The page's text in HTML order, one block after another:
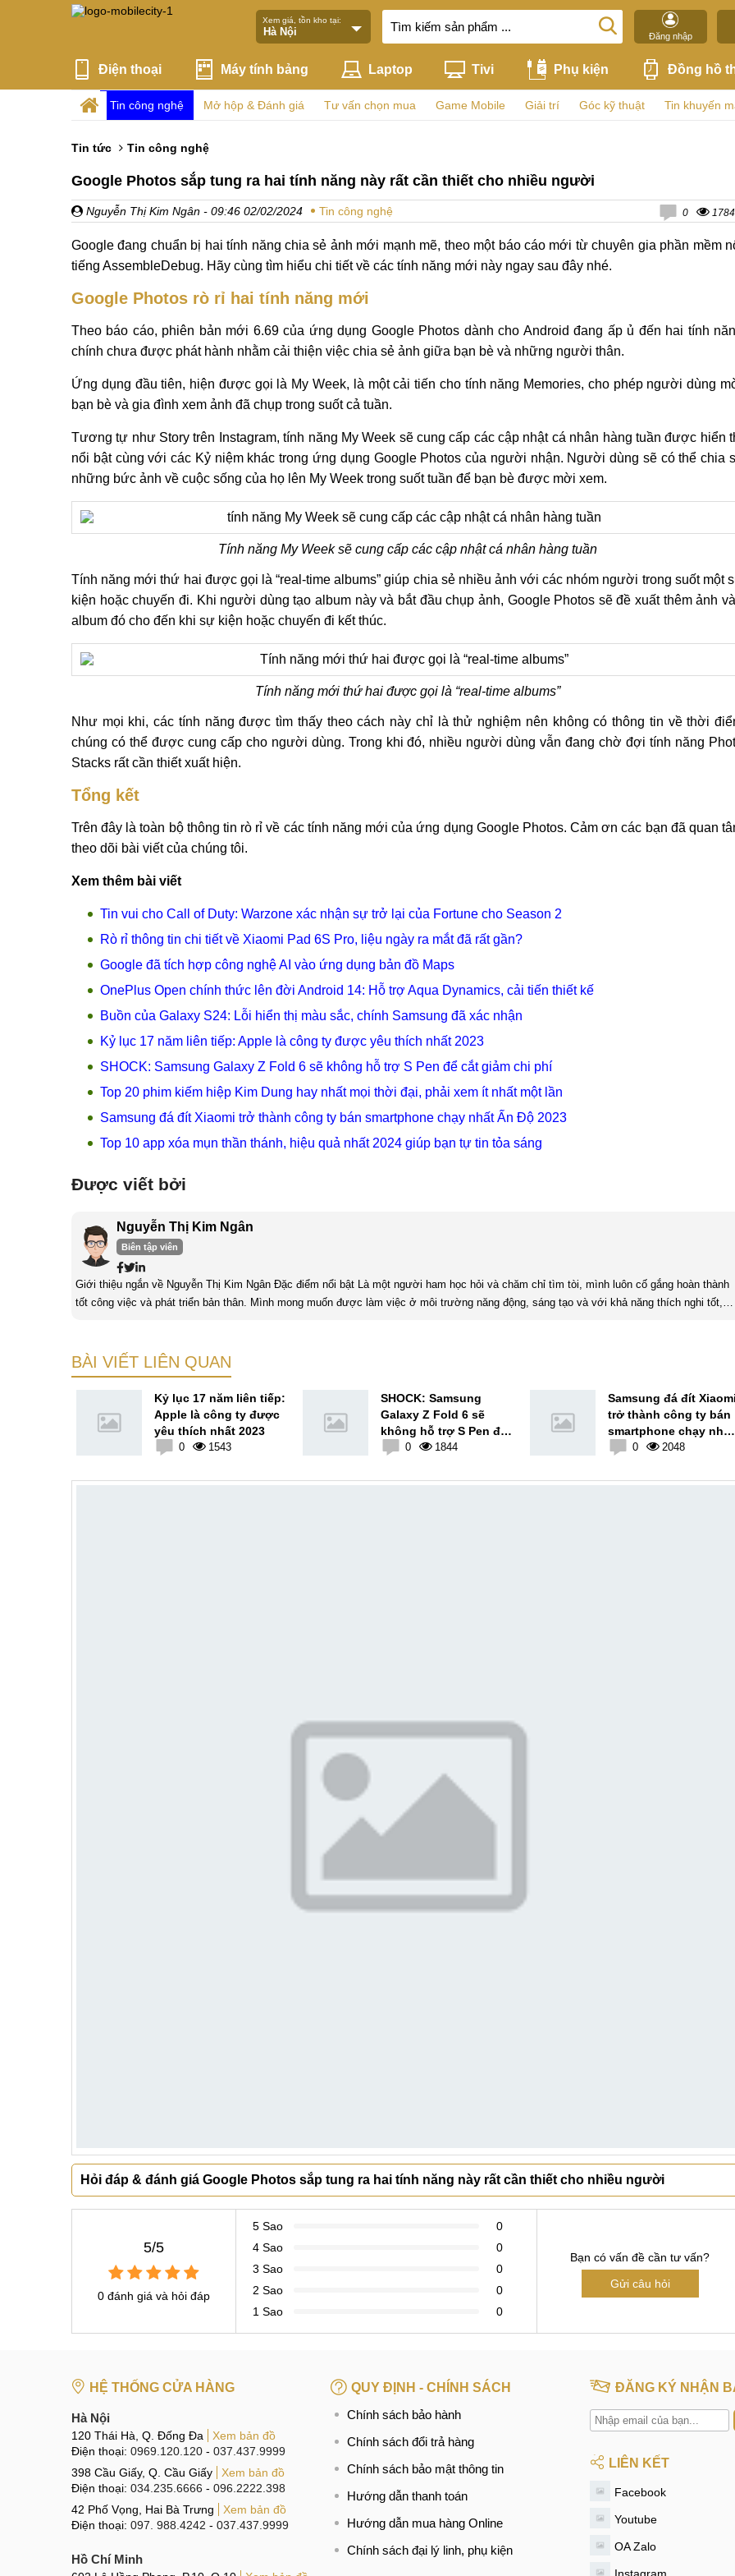
Xem giá, tồn kho tại:
Đăng nhập
Điện thoại Máy tính bảng Laptop Tivi Phụ kiện Đồng hồ
Tin công nghệ Mở hộp & Đánh giá Tư vấn chọn mua Game Mobile Giải trí Góc kỹ thuật Tin khuyến
Tin tức Tin công nghệ
Google Photos sắp tung ra hai tính năng này rất cần thiết cho nhiều người
Nguyễn Thị Kim Ngân - 09:46 02/02/2024 Tin công nghệ 0 1784
Google đang chuẩn bị hai tính năng chia sẻ ảnh mới mạnh mẽ, theo một báo cáo mới từ chuyên gia phần mềm
tiếng AssembleDebug. Hãy cùng tìm hiểu chi tiết về các tính năng mới này ngay sau đây nhé.
Google Photos rò rỉ hai tính năng mới
Theo báo cáo, phiên bản mới 6.69 của ứng dụng Google Photos dành cho Android đang ấp ủ đến hai tính
chính chưa được phát hành nhằm cải thiện việc chia sẻ ảnh giữa bạn bè và những người thân.
Ứng dụng đầu tiên, hiện được gọi là My Week, là một cải tiến cho tính năng Memories, cho phép người dùng
bạn bè và gia đình xem ảnh đã chụp trong suốt cả tuần.
Tương tự như Story trên Instagram, tính năng My Week sẽ cung cấp các cập nhật cá nhân hàng tuần được hiển
nổi bật cùng với các Kỷ niệm khác trong ứng dụng Google Photos của người nhận. Người dùng sẽ có thể chia
những bức ảnh về cuộc sống của họ lên My Week trong suốt tuần để bạn bè được mời xem.
Tính năng My Week sẽ cung cấp các cập nhật cá nhân hàng tuần
Tính năng mới thứ hai được gọi là “real-time albums” giúp chia sẻ nhiều ảnh với các nhóm người trong suốt một
kiện hoặc chuyến đi. Khi người dùng tạo album này và bắt đầu chụp ảnh, Google Photos sẽ đề xuất thêm ảnh
album đó cho đến khi sự kiện hoặc chuyến đi kết thúc.
Tính năng mới thứ hai được gọi là “real-time albums”
Như mọi khi, các tính năng được tìm thấy theo cách này chỉ là thử nghiệm nên không có thông tin về thời
chúng có thể được cung cấp cho người dùng. Trong khi đó, nhiều người dùng vẫn đang chờ đợi tính năng
Stacks rất cần thiết xuất hiện.
Tổng kết
Trên đây là toàn bộ thông tin rò rỉ về các tính năng mới của ứng dụng Google Photos. Cảm ơn các bạn đã quan
theo dõi bài viết của chúng tôi.
Xem thêm bài viết
Tin vui cho Call of Duty: Warzone xác nhận sự trở lại của Fortune cho Season 2
Rò rỉ thông tin chi tiết về Xiaomi Pad 6S Pro, liệu ngày ra mắt đã rất gần?
Google đã tích hợp công nghệ AI vào ứng dụng bản đồ Maps
OnePlus Open chính thức lên đời Android 14: Hỗ trợ Aqua Dynamics, cải tiến thiết kế
Buồn của Galaxy S24: Lỗi hiển thị màu sắc, chính Samsung đã xác nhận
Kỷ lục 17 năm liên tiếp: Apple là công ty được yêu thích nhất 2023
SHOCK: Samsung Galaxy Z Fold 6 sẽ không hỗ trợ S Pen để cắt giảm chi phí
Top 20 phim kiếm hiệp Kim Dung hay nhất mọi thời đại, phải xem ít nhất một lần
Samsung đá đít Xiaomi trở thành công ty bán smartphone chạy nhất Ấn Độ 2023
Top 10 app xóa mụn thần thánh, hiệu quả nhất 2024 giúp bạn tự tin tỏa sáng
Được viết bởi
Nguyễn Thị Kim Ngân
Biên tập viên
Giới thiệu ngắn về Nguyễn Thị Kim Ngân Đặc điểm nổi bật Là một người ham học hỏi và chăm chỉ tìm tòi, mình luôn cố gắng hoàn thành
tốt công việc và phát triển bản thân. Mình mong muốn được làm việc ở môi trường năng động, sáng tạo và với khả năng thích nghi tốt,
BÀI VIẾT LIÊN QUAN
Kỷ lục 17 năm liên tiếp:
Apple là công ty được
yêu thích nhất 2023
0 1543
SHOCK: Samsung
Galaxy Z Fold 6 sẽ
không hỗ trợ S Pen để
cắt giảm chi phí
0 1844
Samsung đá đít Xiaomi
trở thành công ty bán
smartphone chạy nhất
Ấn Độ 2023
0 2048
Hỏi đáp & đánh giá Google Photos sắp tung ra hai tính năng này rất cần thiết cho nhiều người
5/5
0 đánh giá và hỏi đáp
5 Sao
0
4 Sao
0
3 Sao
0
2 Sao
0
1 Sao
0
Bạn có vấn đề cần tư vấn?
Gửi câu hỏi
HỆ THỐNG CỬA HÀNG
Hà Nội
120 Thái Hà, Q. Đống Đa
Xem bản đồ
Điện thoại: 0969.120.120 - 037.437.9999
398 Cầu Giấy, Q. Cầu Giấy
Xem bản đồ
Điện thoại: 034.235.6666 - 096.2222.398
42 Phố Vọng, Hai Bà Trưng
Xem bản đồ
Điện thoại: 097. 988.4242 - 037.437.9999
Hồ Chí Minh
QUY ĐỊNH - CHÍNH SÁCH
Chính sách bảo hành
Chính sách đổi trả hàng
Chính sách bảo mật thông tin
Hướng dẫn thanh toán
Hướng dẫn mua hàng Online
Chính sách đại lý linh, phụ kiện
ĐĂNG KÝ NHẬN
LIÊN KẾT
Facebook
Youtube
OA Zalo
Instagram